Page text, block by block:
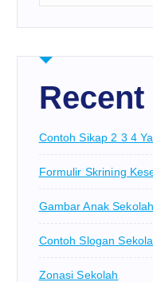
Contoh Sikap 2 3 4
Formulir Skrining
Gambar Anak
Contoh Slogan
Zonasi Sekolah